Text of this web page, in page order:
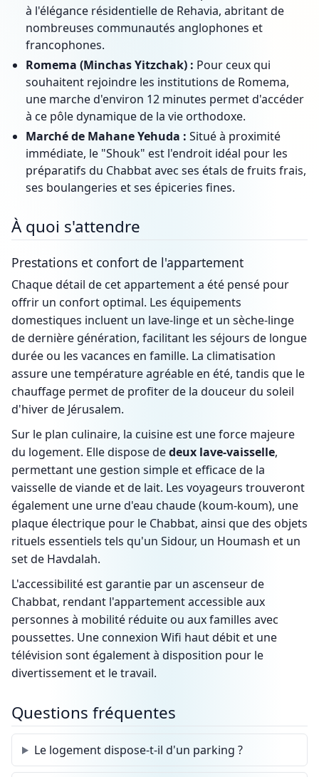
à l'élégance résidentielle de Rehavia, abritant de
nombreuses communautés anglophones et
francophones.
Romema (Minchas Yitzchak) : Pour ceux qui
souhaitent rejoindre les institutions de Romema,
une marche d'environ 12 minutes permet d'accéder
à ce pôle dynamique de la vie orthodoxe.
Marché de Mahane Yehuda : Situé à proximité
immédiate, le "Shouk" est l'endroit idéal pour les
préparatifs du Chabbat avec ses étals de fruits frais,
ses boulangeries et ses épiceries fines.
À quoi s'attendre
Prestations et confort de l'appartement
Chaque détail de cet appartement a été pensé pour
offrir un confort optimal. Les équipements
domestiques incluent un lave-linge et un sèche-linge
de dernière génération, facilitant les séjours de longue
durée ou les vacances en famille. La climatisation
assure une température agréable en été, tandis que le
chauffage permet de profiter de la douceur du soleil
d'hiver de Jérusalem.
Sur le plan culinaire, la cuisine est une force majeure
du logement. Elle dispose dedeux lave-vaisselle,
permettant une gestion simple et efficace de la
vaisselle de viande et de lait. Les voyageurs trouveront
également une urne d'eau chaude (koum-koum), une
plaque électrique pour le Chabbat, ainsi que des objets
rituels essentiels tels qu'un Sidour, un Houmash et un
set de Havdalah.
L'accessibilité est garantie par un ascenseur de
Chabbat, rendant l'appartement accessible aux
personnes à mobilité réduite ou aux familles avec
poussettes. Une connexion Wifi haut débit et une
télévision sont également à disposition pour le
divertissement et le travail.
Questions fréquentes
Le logement dispose-t-il d'un parking ?